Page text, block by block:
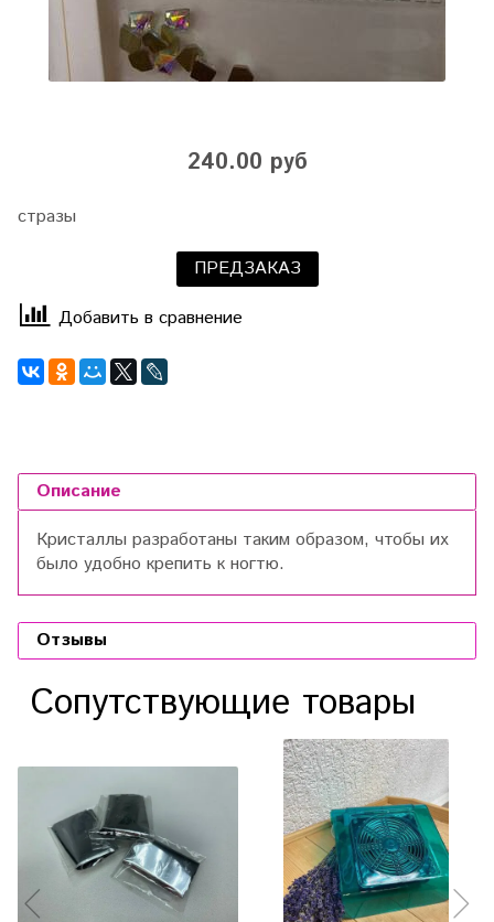
240.00 руб
стразы
ПРЕДЗАКАЗ
Добавить в сравнение
Описание
Кристаллы разработаны таким образом, чтобы их
было удобно крепить к ногтю.
Отзывы
Сопутствующие товары